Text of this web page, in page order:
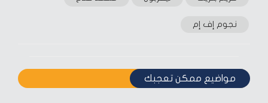
نجوم إف إم
مواضيع ممكن تعجبك